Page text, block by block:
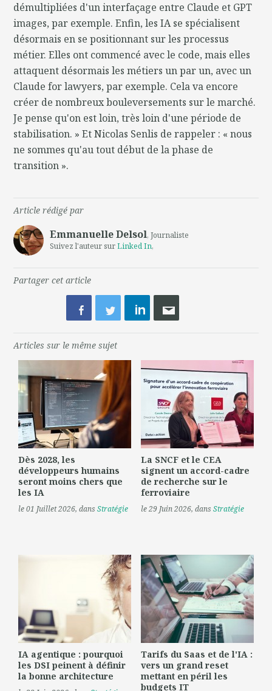
démultipliées d'un interfaçage entre Claude et GPT
images, par exemple. Enfin, les IA se spécialisent
désormais en se positionnant sur les processus
métier. Elles ont commencé avec le code, mais elles
attaquent désormais les métiers un par un, avec un
Claude for lawyers, par exemple. Cela va encore
créer de nombreux bouleversements sur le marché.
Je pense qu'on est loin, très loin d'une période de
stabilisation. » Et Nicolas Senlis de rappeler : « nous
ne sommes qu'au tout début de la phase de
transition ».
Article rédigé par
Emmanuelle Delsol, Journaliste
Suivez l'auteur surLinked In,
Partager cet article
Articles sur le même sujet
Dès 2028, les
développeurs humains
seront moins chers que
les IA
le 01 Juillet 2026, dansStratégie
La SNCF et le CEA
signent un accord-cadre
de recherche sur le
ferroviaire
le 29 Juin 2026, dansStratégie
IA agentique : pourquoi
les DSI peinent à définir
la bonne architecture
Tarifs du Saas et de l'IA :
vers un grand reset
mettant en péril les
budgets IT